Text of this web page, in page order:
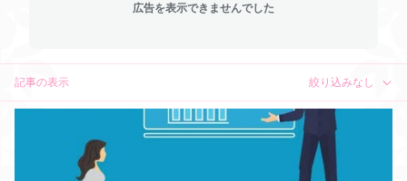
広告を表示できませんでした
記事の表示 絞り込みなし